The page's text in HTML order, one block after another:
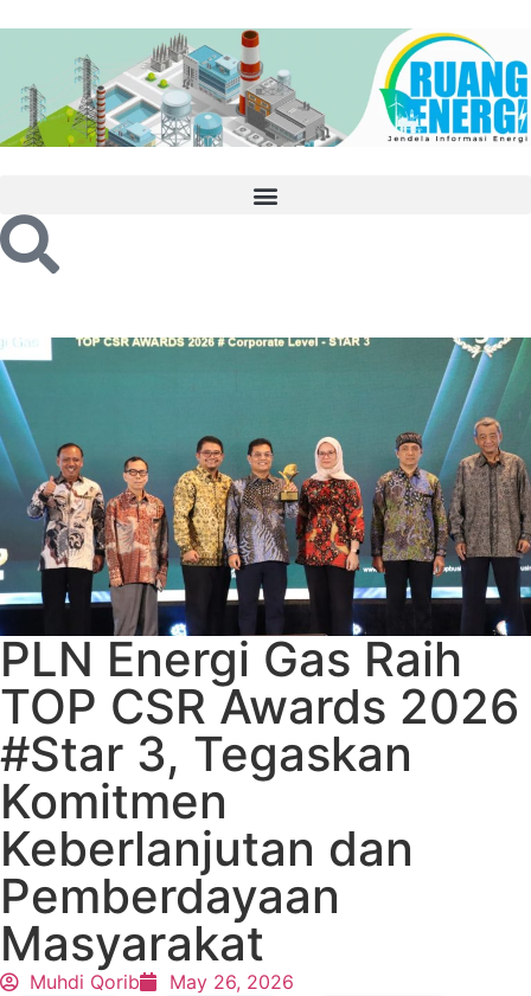
PLN Energi Gas Raih
TOP CSR Awards 2026
#Star 3, Tegaskan
Komitmen
Keberlanjutan dan
Pemberdayaan
Masyarakat
Muhdi Qorib May 26, 2026